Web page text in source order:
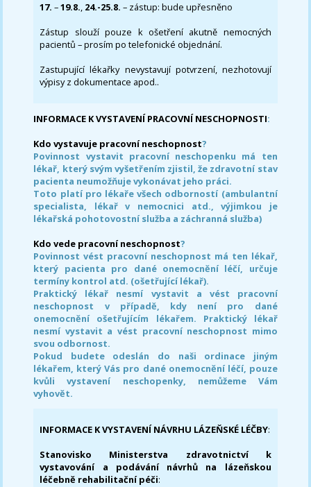
17. –19.8., 24.-25.8. – zástup: bude upřesněno
Zástup slouží pouze k ošetření akutně nemocných
pacientů – prosím po telefonické objednání.
Zastupující lékařky nevystavují potvrzení, nezhotovují
výpisy z dokumentace apod..
INFORMACE K VYSTAVENÍ PRACOVNÍ NESCHOPNOSTI:
Kdo vystavuje pracovní neschopnost?
Povinnost vystavit pracovní neschopenku má ten
lékař, který svým vyšetřením zjistil, že zdravotní stav
pacienta neumožňuje vykonávat jeho práci.
Toto platí pro lékaře všech odborností (ambulantní
specialista, lékař v nemocnici atd., výjimkou je
lékařská pohotovostní služba a záchranná služba)
Kdo vede pracovní neschopnost?
Povinnost vést pracovní neschopnost má ten lékař,
který pacienta pro dané onemocnění léčí, určuje
termíny kontrol atd. (ošetřující lékař).
Praktický lékař nesmí vystavit a vést pracovní
neschopnost v případě, kdy není pro dané
onemocnění ošetřujícím lékařem. Praktický lékař
nesmí vystavit a vést pracovní neschopnost mimo
svou odbornost.
Pokud budete odeslán do naši ordinace jiným
lékařem, který Vás pro dané onemocnění léčí, pouze
kvůli vystavení neschopenky, nemůžeme Vám
vyhovět.
INFORMACE K VYSTAVENÍ NÁVRHU LÁZEŇSKÉ LÉČBY:
Stanovisko Ministerstva zdravotnictví k
vystavování a podávání návrhů na lázeňskou
léčebně rehabilitační péči: